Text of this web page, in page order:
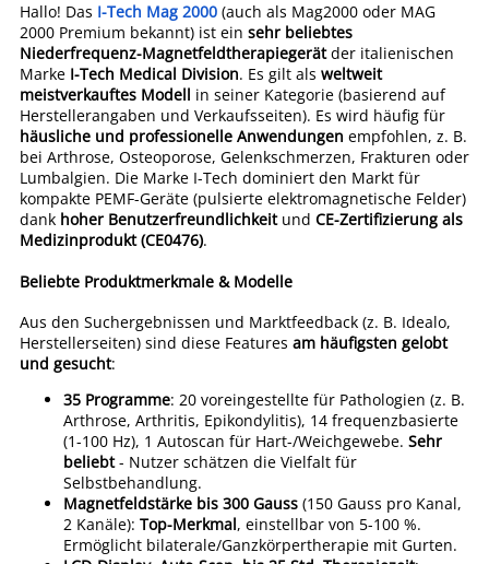
Hallo! Das I-Tech Mag 2000 (auch als Mag2000 oder MAG
2000 Premium bekannt) ist ein sehr beliebtes
Niederfrequenz-Magnetfeldtherapiegerätder italienischen
Marke I-Tech Medical Division. Es gilt als weltweit
meistverkauftes Modell in seiner Kategorie (basierend auf
Herstellerangaben und Verkaufsseiten). Es wird häufig für
häusliche und professionelle Anwendungen empfohlen, z. B.
bei Arthrose, Osteoporose, Gelenkschmerzen, Frakturen oder
Lumbalgien. Die Marke I-Tech dominiert den Markt für
kompakte PEMF-Geräte (pulsierte elektromagnetische Felder)
dank hoher Benutzerfreundlichkeitund CE-Zertifizierung als
Medizinprodukt (CE0476).
Beliebte Produktmerkmale & Modelle
Aus den Suchergebnissen und Marktfeedback (z. B. Idealo,
Herstellerseiten) sind diese Features am häufigsten gelobt
und gesucht:
35 Programme: 20 voreingestellte für Pathologien (z. B.
Arthrose, Arthritis, Epikondylitis), 14 frequenzbasierte
(1-100 Hz), 1 Autoscan für Hart-/Weichgewebe. Sehr
beliebt- Nutzer schätzen die Vielfalt für
Selbstbehandlung.
Magnetfeldstärke bis 300 Gauss (150 Gauss pro Kanal,
2 Kanäle): Top-Merkmal, einstellbar von 5-100 %.
Ermöglicht bilaterale/Ganzkörpertherapie mit Gurten.